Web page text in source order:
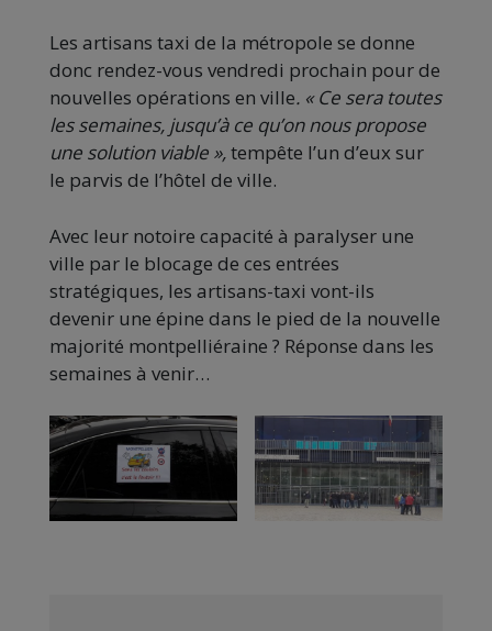
Les artisans taxi de la métropole se donne
donc rendez-vous vendredi prochain pour de
nouvelles opérations en ville. « Ce sera toutes
les semaines, jusqu’à ce qu’on nous propose
une solution viable »,tempête l’un d’eux sur
le parvis de l’hôtel de ville.
Avec leur notoire capacité à paralyser une
ville par le blocage de ces entrées
stratégiques, les artisans-taxi vont-ils
devenir une épine dans le pied de la nouvelle
majorité montpelliéraine ? Réponse dans les
semaines à venir…